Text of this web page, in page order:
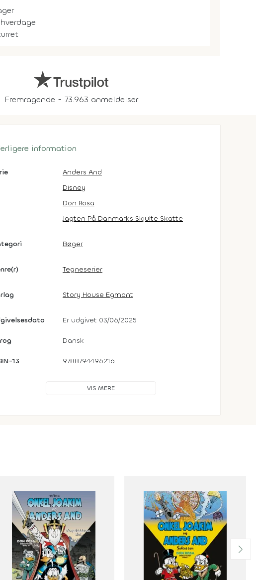
Fremragende - 73.963 anmeldelser
information
Anders And
Disney
Don Rosa
Jagten På Danmarks Skjulte Skatte
Bøger
Tegneserier
Story House Egmont
Er udgivet 03/06/2025
Dansk
13 9788794496216
VIS MERE